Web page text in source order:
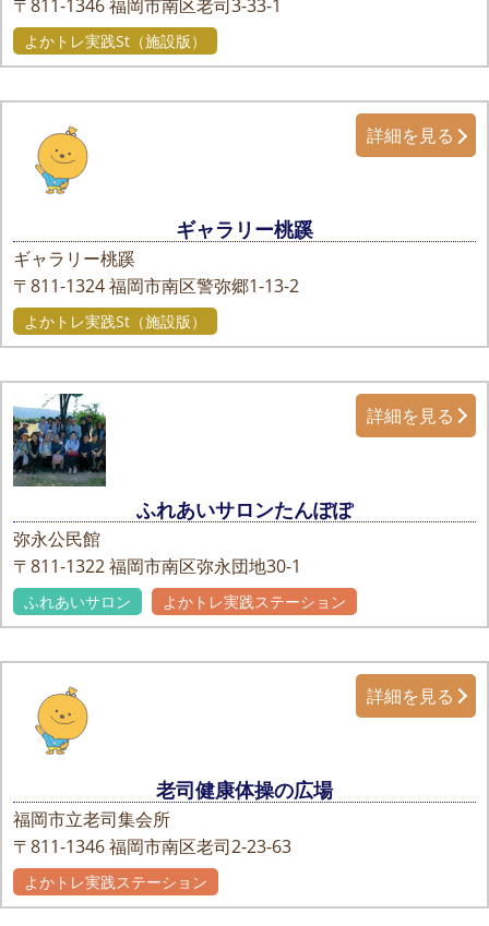
〒811-1346福岡市南区老司3-33-1
よかトレ実践St（施設版）
ギャラリー桃蹊
ギャラリー桃蹊
〒811-1324福岡市南区警弥郷1-13-2
詳細を見る
よかトレ実践St（施設版）
ふれあいサロンたんぽぽ
弥永公民館
〒811-1322福岡市南区弥永団地30-1
詳細を見る
ふれあいサロン よかトレ実践ステーション
老司健康体操の広場
福岡市立老司集会所
〒811-1346福岡市南区老司2-23-63
詳細を見る
よかトレ実践ステーション